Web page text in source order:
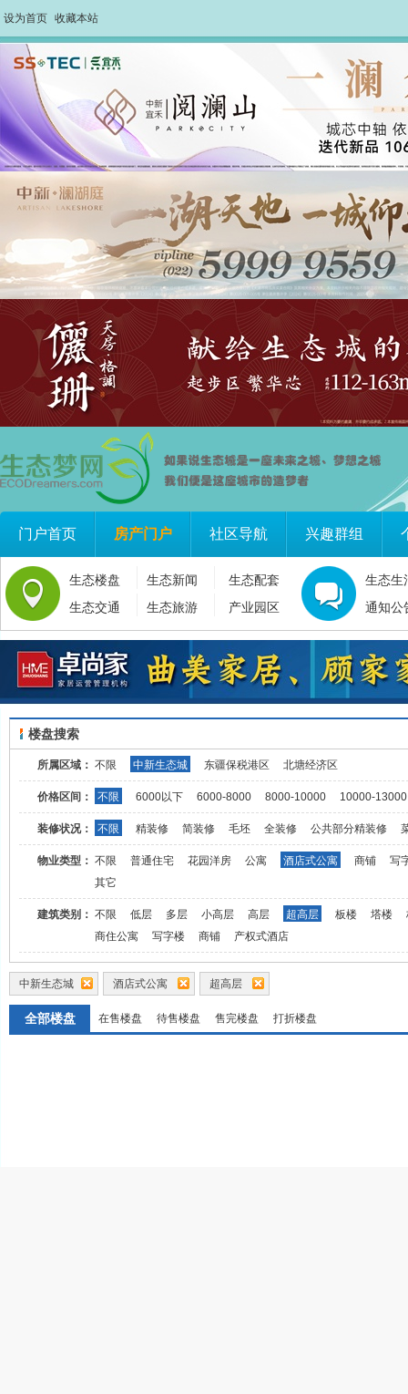
设为首页 收藏本站
门户首页 房产门户 社区导航 兴趣群组
生态楼盘 生态新闻
生态配套
生态交通
生态旅游 产业园区
生态生
通知公
楼盘搜索
所属区域： 不限 中新生态城 东疆保税港区 北塘经济区
价格区间： 不限 6000以下 6000-8000 8000-10000 10000-13000
装修状况： 不限 精装修 简装修 毛坯 全装修 公共部分精装修
物业类型： 不限 普通住宅 花园洋房 公寓 酒店式公寓 商铺
写
其它
建筑类别： 不限 低层 多层 小高层 高层 超高层 板楼 塔楼
商住公寓
写字楼 商铺 产权式酒店
中新生态城 酒店式公寓 超高层
全部楼盘 在售楼盘 待售楼盘 售完楼盘 打折楼盘